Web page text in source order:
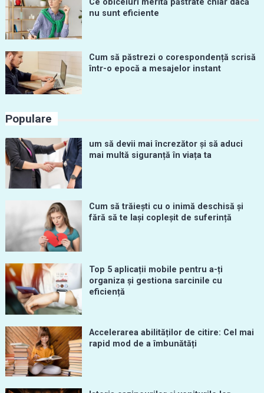
Ce obiceiuri merită păstrate chiar dacă
nu sunt eficiente
Cum să păstrezi o corespondență scrisă
într-o epocă a mesajelor instant
Populare
um să devii mai încrezător și să aduci
mai multă siguranță în viața ta
Cum să trăiești cu o inimă deschisă și
fără să te lași copleșit de suferință
Top 5 aplicații mobile pentru a-ți
organiza și gestiona sarcinile cu
eficiență
Accelerarea abilităților de citire: Cel mai
rapid mod de a îmbunătăți